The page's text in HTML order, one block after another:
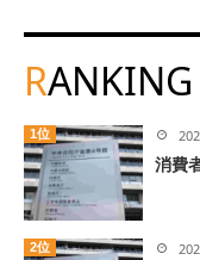
RANKING
1位
消費
2位